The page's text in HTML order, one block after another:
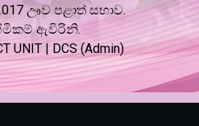
ඌව පළාත් සභාව.
ඇවිරිනි.
UNIT | DCS (Admin)